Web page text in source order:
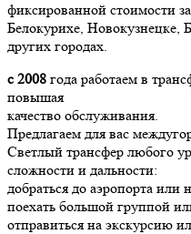
фиксированной стоимости
Белокурихе, Новокузнецке,
других городах.
с 2008 года работаем в
повышая
качество обслуживания.
Предлагаем для вас
Светлый трансфер любого
сложности и дальности:
добраться до аэропорта или
поехать большой группой
отправиться на экскурсию